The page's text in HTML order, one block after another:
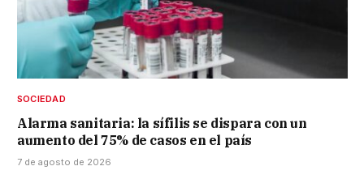
SOCIEDAD
Alarma sanitaria: la sífilis se dispara con un
aumento del 75% de casos en el país
7 de agosto de 2026